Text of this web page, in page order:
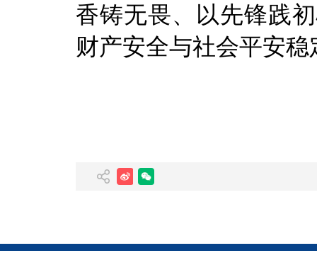
香铸无畏、以先锋践
财产安全与社会平安稳